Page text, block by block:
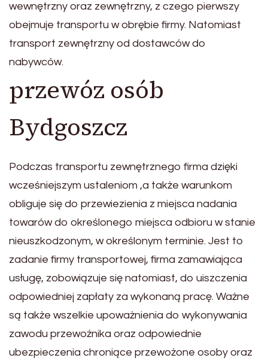
wewnętrzny oraz zewnętrzny, z czego pierwszy
obejmuje transportu w obrębie firmy. Natomiast
transport zewnętrzny od dostawców do
nabywców.
przewóz osób
Bydgoszcz
Podczas transportu zewnętrznego firma dzięki
wcześniejszym ustaleniom ,a także warunkom
obliguje się do przewiezienia z miejsca nadania
towarów do określonego miejsca odbioru w stanie
nieuszkodzonym, w określonym terminie. Jest to
zadanie firmy transportowej, firma zamawiająca
usługę, zobowiązuje się natomiast, do uiszczenia
odpowiedniej zapłaty za wykonaną pracę. Ważne
są także wszelkie upoważnienia do wykonywania
zawodu przewoźnika oraz odpowiednie
ubezpieczenia chroniące przewożone osoby oraz